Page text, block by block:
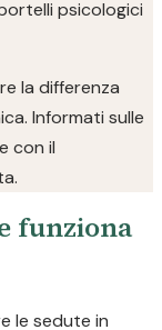
psicologici
la differenza
Informati sulle
con il
funziona
le sedute in